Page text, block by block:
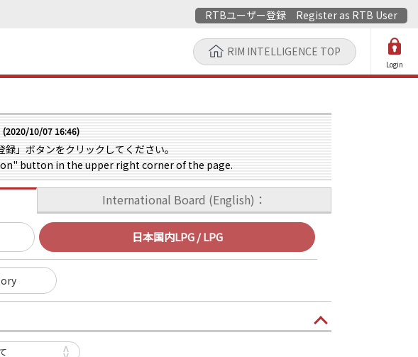
RTBユーザー登録 Register as RTB User
RIM INTELLIGENCE TOP
Login
(2020/10/07 16:46)
」ボタンをクリックしてください。
button in the upper right corner of the page.
International Board (English)：
日本国内LPG / LPG